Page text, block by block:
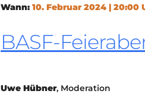
Wann: 10. Februar 2024 | 20:00
BASF-
Uwe Hübner, Moderation